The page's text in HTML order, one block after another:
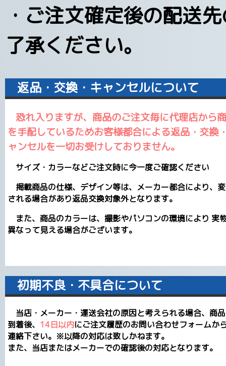
・ご注文確定後の配送
了承ください。
返品・交換・キャンセルについて
恐れ入りますが、商品のご注文毎に代理店から
を手配しているためお客様都合による返品・交換
ャンセルを一切お受けしておりません。
サイズ・カラーなどご注文時に今一度ご確認ください
掲載商品の仕様、デザイン等は、メーカー都合により、
される場合があり返品交換対象外となります。
また、商品のカラーは、撮影やパソコンの環境により 実
異なって見える場合がございます。
初期不良・不具合について
当店・メーカー・運送会社の原因と考えられる場合、商
到着後、 14日以内にご注文履歴のお問い合わせフォームか
連絡下さい。※以降の対応は致しかねます。
また、当店またはメーカーでの確認後の対応となります。